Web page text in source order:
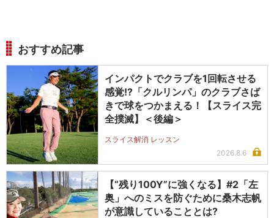
おすすめ記事
インパクトでクラブを1回転させる
感覚!?「クルリンパ」のクラブさば
きで球をつかまえる！【スライス完
全撲滅】＜後編＞
スライス解消 レッスン
2026.8.6
【“残り100Y”に強くなる】#2「左
奥」へのミスを防ぐために桑木志帆
が意識していることとは?